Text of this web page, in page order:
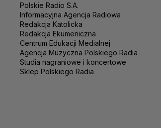
Polskie Radio S.A.
Informacyjna Agencja Radiowa
Redakcja Katolicka
Redakcja Ekumeniczna
Centrum Edukacji Medialnej
Agencja Muzyczna Polskiego Radia
Studia nagraniowe i koncertowe
Sklep Polskiego Radia